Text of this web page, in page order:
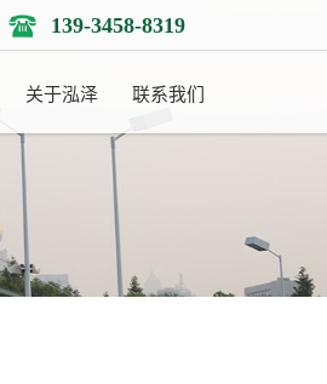
139-3458-8319
关于泓泽 联系我们